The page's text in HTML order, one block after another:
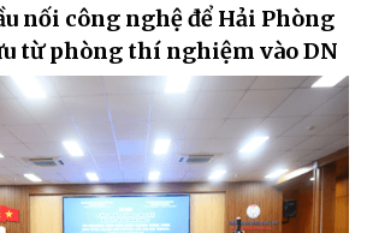
nối công nghệ để Hải Phòng
từ phòng thí nghiệm vào DN